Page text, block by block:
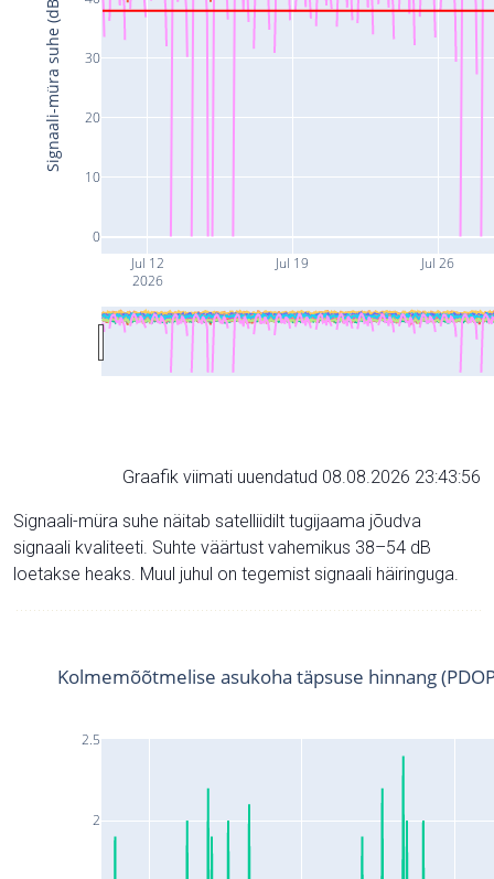
Jul 12
2026
Jul 19 Jul 26
0
10
20
30
Signaali-müra suhe (dB)
Graafik viimati uuendatud 08.08.2026 23:43:56
Signaali-müra suhe näitab satelliidilt tugijaama jõudva
signaali kvaliteeti. Suhte väärtust vahemikus 38–54 dB
loetakse heaks. Muul juhul on tegemist signaali häiringuga.
2
2.5
Kolmemõõtmelise asukoha täpsuse hinnang